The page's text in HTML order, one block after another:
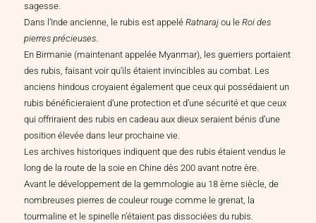
sagesse.
Dans l’Inde ancienne, le rubis est appeléRatnaraj ou leRoi des
pierres précieuses
En Birmanie (maintenant appelée Myanmar), les guerriers portaient
des rubis, faisant voir qu’ils étaient invincibles au combat. Les
anciens hindous croyaient également que ceux qui possédaient un
rubis bénéficieraient d’une protection et d’une sécurité et que ceux
qui offriraient des rubis en cadeau aux dieux seraient bénis d’une
position élevée dans leur prochaine vie.
Les archives historiques indiquent que des rubis étaient vendus le
long de la route de la soie en Chine dès 200 avant notre ère.
Avant le développement de la gemmologie au 18 ème siècle, de
nombreuses pierres de couleur rouge comme le grenat, la
tourmaline et le spinelle n’étaient pas dissociées du rubis.